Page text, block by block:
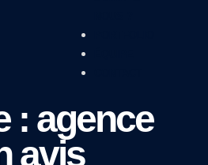
: agence
avis